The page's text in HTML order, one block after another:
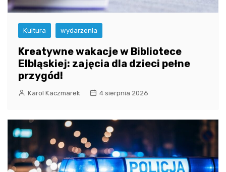
Kultura wydarzenia
Kreatywne wakacje w Bibliotece
Elbląskiej: zajęcia dla dzieci pełne
przygód!
Karol Kaczmarek 4 sierpnia 2026